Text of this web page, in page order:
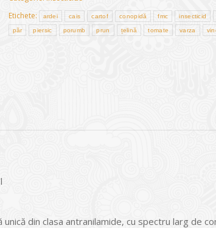
Etichete:
ardei cais cartof conopidă fmc insecticid
păr piersic porumb prun țelină tomate varza
din clasa antranilamide, cu spectru larg de